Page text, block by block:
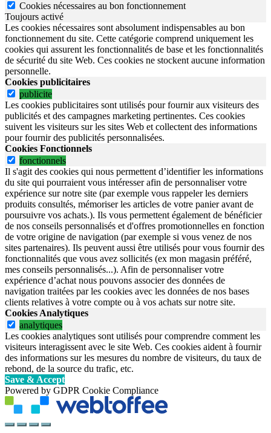
Cookies nécessaires au bon fonctionnement
Toujours activé
Les cookies nécessaires sont absolument indispensables au bon
fonctionnement du site. Cette catégorie comprend uniquement les
cookies qui assurent les fonctionnalités de base et les fonctionnalités
de sécurité du site Web. Ces cookies ne stockent aucune information
personnelle.
Cookies publicitaires
publicite
Les cookies publicitaires sont utilisés pour fournir aux visiteurs des
publicités et des campagnes marketing pertinentes. Ces cookies
suivent les visiteurs sur les sites Web et collectent des informations
pour fournir des publicités personnalisées.
Cookies Fonctionnels
fonctionnels
Il s'agit des cookies qui nous permettent d’identifier les informations
du site qui pourraient vous intéresser afin de personnaliser votre
expérience sur notre site (par exemple vous rappeler les derniers
produits consultés, mémoriser les articles de votre panier avant de
poursuivre vos achats.). Ils vous permettent également de bénéficier
de nos conseils personnalisés et d'offres promotionnelles en fonction
de votre origine de navigation (par exemple si vous venez de nos
sites partenaires). Ils peuvent aussi être utilisés pour vous fournir des
fonctionnalités que vous avez sollicités (ex mon magasin préféré,
mes conseils personnalisés...). Afin de personnaliser votre
expérience d’achat nous pouvons associer des données de
navigation traitées par les cookies avec les données de nos bases
clients relatives à votre compte ou à vos achats sur notre site.
Cookies Analytiques
analytiques
Les cookies analytiques sont utilisés pour comprendre comment les
visiteurs interagissent avec le site Web. Ces cookies aident à fournir
des informations sur les mesures du nombre de visiteurs, du taux de
rebond, de la source du trafic, etc.
Save & Accept
Powered by GDPR Cookie Compliance